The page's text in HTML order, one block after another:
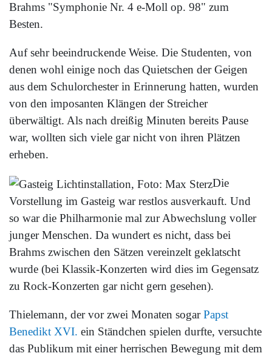
Brahms "Symphonie Nr. 4 e-Moll op. 98" zum
Besten.
Auf sehr beeindruckende Weise. Die Studenten, von
denen wohl einige noch das Quietschen der Geigen
aus dem Schulorchester in Erinnerung hatten, wurden
von den imposanten Klängen der Streicher
überwältigt. Als nach dreißig Minuten bereits Pause
war, wollten sich viele gar nicht von ihren Plätzen
erheben.
Die
Vorstellung im Gasteig war restlos ausverkauft. Und
so war die Philharmonie mal zur Abwechslung voller
junger Menschen. Da wundert es nicht, dass bei
Brahms zwischen den Sätzen vereinzelt geklatscht
wurde (bei Klassik-Konzerten wird dies im Gegensatz
zu Rock-Konzerten gar nicht gern gesehen).
Thielemann, der vor zwei Monaten sogarPapst
Benedikt XVI. ein Ständchen spielen durfte, versuchte
das Publikum mit einer herrischen Bewegung mit dem